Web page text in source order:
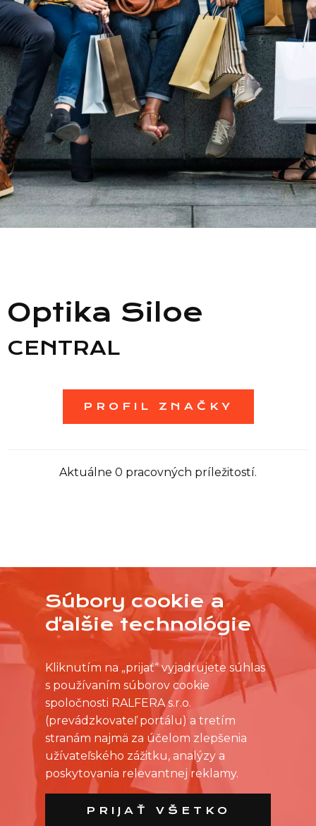
Zoznam predajní
Informácie
Optika Siloe
CENTRAL
PROFIL ZNAČKY
Aktuálne 0 pracovných príležitostí.
NEVYBRALI STE SI Z PRACOVNÝCH PONÚK?
OSLOVTE PREDAJŇU PRIAMO S VAŠIMI
ČASOVÝMI MOŽNOSŤAMI
Súbory cookie a
ďalšie technológie
Kliknutím na „prijať“ vyjadrujete súhlas
s používaním súborov cookie
spoločnosti RALFERA s.r.o.
(prevádzkovateľ portálu) a tretím
stranám najmä za účelom zlepšenia
užívateľského zážitku, analýzy a
poskytovania relevantnej reklamy.
PRIJAŤ VŠETKO